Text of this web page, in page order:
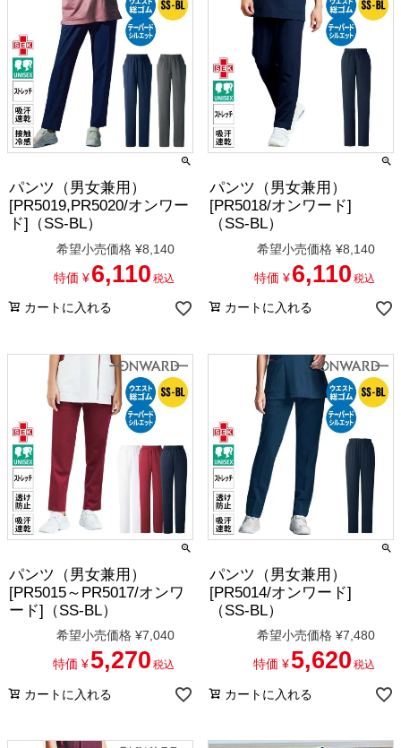
パンツ（男女兼用）
[PR5019,PR5020/オンワー
ド]（SS-BL）
希望小売価格 ¥8,140
特価 ¥ 6,110 税込
カートに入れる
パンツ（男女兼用）
[PR5018/オンワード]
（SS-BL）
希望小売価格 ¥8,140
特価 ¥ 6,110 税込
カートに入れる
パンツ（男女兼用）
[PR5015～PR5017/オンワ
ード]（SS-BL）
希望小売価格 ¥7,040
特価 ¥ 5,270 税込
カートに入れる
パンツ（男女兼用）
[PR5014/オンワード]
（SS-BL）
希望小売価格 ¥7,480
特価 ¥ 5,620 税込
カートに入れる